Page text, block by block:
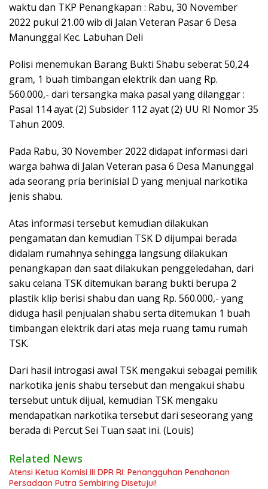
waktu dan TKP Penangkapan : Rabu, 30 November
2022 pukul 21.00 wib di Jalan Veteran Pasar 6 Desa
Manunggal Kec. Labuhan Deli
Polisi menemukan Barang Bukti Shabu seberat 50,24
gram, 1 buah timbangan elektrik dan uang Rp.
560.000,- dari tersangka maka pasal yang dilanggar :
Pasal 114 ayat (2) Subsider 112 ayat (2) UU RI Nomor 35
Tahun 2009.
Pada Rabu, 30 November 2022 didapat informasi dari
warga bahwa di Jalan Veteran pasa 6 Desa Manunggal
ada seorang pria berinisial D yang menjual narkotika
jenis shabu.
Atas informasi tersebut kemudian dilakukan
pengamatan dan kemudian TSK D dijumpai berada
didalam rumahnya sehingga langsung dilakukan
penangkapan dan saat dilakukan penggeledahan, dari
saku celana TSK ditemukan barang bukti berupa 2
plastik klip berisi shabu dan uang Rp. 560.000,- yang
diduga hasil penjualan shabu serta ditemukan 1 buah
timbangan elektrik dari atas meja ruang tamu rumah
TSK.
Dari hasil introgasi awal TSK mengakui sebagai pemilik
narkotika jenis shabu tersebut dan mengakui shabu
tersebut untuk dijual, kemudian TSK mengaku
mendapatkan narkotika tersebut dari seseorang yang
berada di Percut Sei Tuan saat ini. (Louis)
Related News
Atensi Ketua Komisi III DPR RI: Penangguhan Penahanan
Persadaan Putra Sembiring Disetujui!